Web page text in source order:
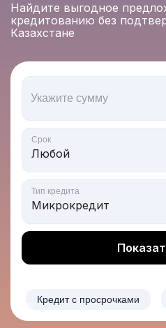
Найдите выгодное
кредитованию без
Казахстане
Укажите сумму
Срок
Тип кредита
Кредит с просрочками